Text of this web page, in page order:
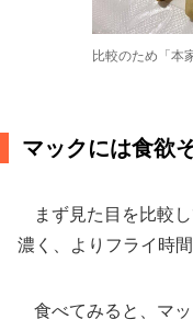
比較のため「本
マックには食欲
まず見た目を比較
濃く、よりフライ時
食べてみると、マ